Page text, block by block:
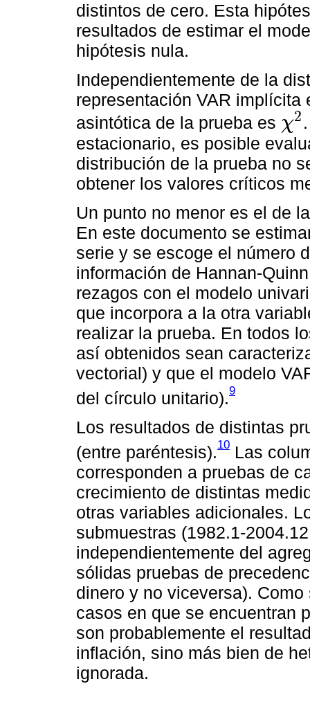
distintos de cero. Esta
resultados de estimar el
hipótesis nula.
Independientemente de la
representación VAR
asintótica de la prueba es χ2
χ2
estacionario, es posible
distribución de la prueba no
obtener los valores críticos
Un punto no menor es el de
En este documento se
serie y se escoge el número
información de Hannan-
rezagos con el modelo
que incorpora a la otra
realizar la prueba. En todos
así obtenidos sean
vectorial) y que el modelo
del círculo unitario).9
Los resultados de distintas
(entre paréntesis).10 Las
corresponden a pruebas de
crecimiento de distintas
otras variables adicionales.
submuestras (1982.1-
independientemente del
sólidas pruebas de
dinero y no viceversa).
casos en que se encuentran
son probablemente el
inflación, sino más bien de
ignorada.